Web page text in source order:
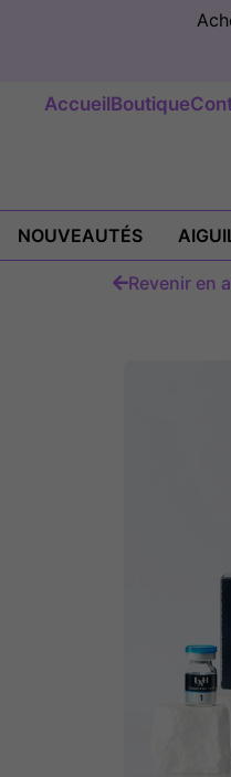
AccueilBoutique
NOUVEAUTÉS
Revenir en